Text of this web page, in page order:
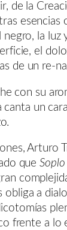
de la
esencias
la luz
el
de un re-
con su
canta un
Arturo
que
obliga a
frente a lo